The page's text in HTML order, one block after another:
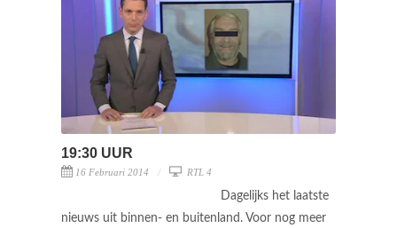
19:30 UUR
16 Februari 2014 RTL 4
Dagelijks het laatste
nieuws uit binnen- en buitenland. Voor nog meer